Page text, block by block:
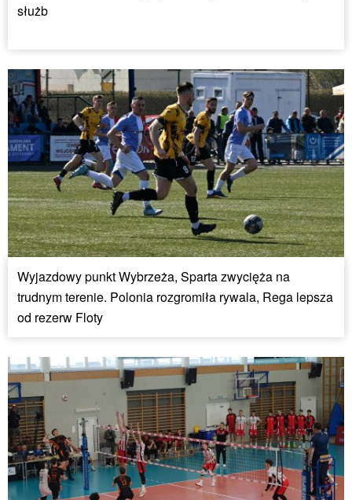
służb
Wyjazdowy punkt Wybrzeża, Sparta zwycięża na
trudnym terenie. Polonia rozgromiła rywala, Rega lepsza
od rezerw Floty